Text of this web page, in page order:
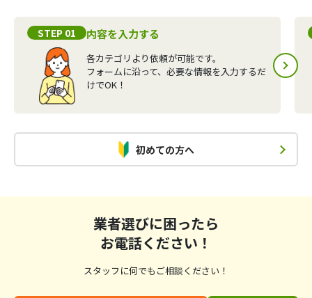
STEP 01 内容を入力する
各カテゴリより依頼が可能です。
フォームに沿って、必要な情報を入力するだ
けでOK！
初めての方へ
業者選びに困ったら
お電話ください！
スタッフに何でもご相談ください！